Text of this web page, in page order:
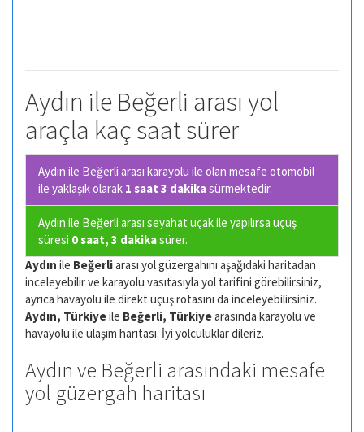
Aydın ile Beğerli arası yol
araçla kaç saat sürer
Aydın ile Beğerli arası karayolu ile olan mesafe otomobil
ile yaklaşık olarak 1 saat 3 dakikasürmektedir.
Aydın ile Beğerli arası seyahat uçak ile yapılırsa uçuş
süresi 0 saat, 3 dakikasürer.
Aydın ile Beğerliarası yol güzergahını aşağıdaki haritadan
inceleyebilir ve karayolu vasıtasıyla yol tarifini görebilirsiniz,
ayrıca havayolu ile direkt uçuş rotasını da inceleyebilirsiniz.
Aydın, Türkiyeile Beğerli, Türkiyearasında karayolu ve
havayolu ile ulaşım harıtası. İyi yolculuklar dileriz.
Aydın ve Beğerli arasındaki mesafe
yol güzergah haritası